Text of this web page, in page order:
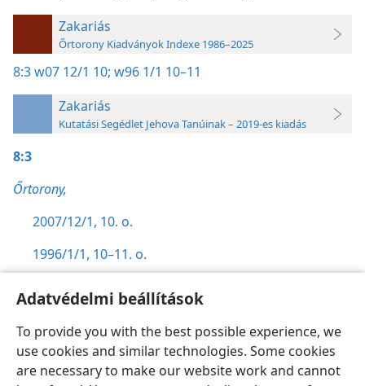
Adatvédelmi beállítások
To provide you with the best possible experience, we
use cookies and similar technologies. Some cookies
are necessary to make our website work and cannot
Zakariás
Őrtorony Kiadványok Indexe 1986–2025
8:3w07 12/1 10; w96 1/1 10–11
Zakariás
Kutatási Segédlet Jehova Tanúinak – 2019-es kiadás
8:3
Őrtorony,
2007/12/1, 10. o.
1996/1/1, 10–11. o.
Magyar Beállítások
Copyright© 2026 Watch Tower Bible and Tract Society of Pennsylvania